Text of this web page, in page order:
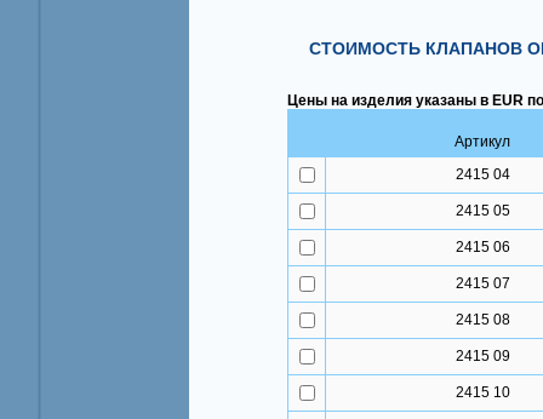
СТОИМОСТЬ КЛАПАНОВ
Цены на изделия указаны в EUR
Артикул
2415 04
2415 05
2415 06
2415 07
2415 08
2415 09
2415 10